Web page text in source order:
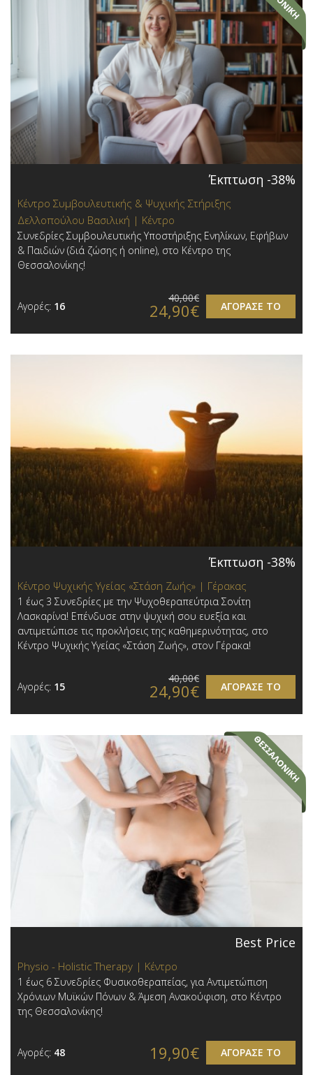
Έκπτωση -38%
Κέντρο Συμβουλευτικής & Ψυχικής Στήριξης
Δελλοπούλου Βασιλική | Κέντρο
Συνεδρίες Συμβουλευτικής Υποστήριξης Ενηλίκων, Εφήβων
& Παιδιών (διά ζώσης ή online), στο Κέντρο της
Θεσσαλονίκης!
Αγορές: 16 ΑΓΟΡΑΣΕ ΤΟ
40,00€
24,90€
Έκπτωση -38%
Κέντρο Ψυχικής Υγείας «Στάση Ζωής» | Γέρακας
1 έως 3 Συνεδρίες με την Ψυχοθεραπεύτρια Σονίτη
Λασκαρίνα ! Επένδυσε στην ψυχική σου ευεξία και
αντιμετώπισε τις προκλήσεις της καθημερινότητας, στο
Κέντρο Ψυχικής Υγείας «Στάση Ζωής», στον Γέρακα!
Αγορές: 15 ΑΓΟΡΑΣΕ ΤΟ
40,00€
24,90€
Best Price
Physio - Holistic Therapy | Κέντρο
1 έως 6 Συνεδρίες Φυσικοθεραπείας, για Αντιμετώπιση
Χρόνιων Μυϊκών Πόνων & Άμεση Ανακούφιση, στο Κέντρο
της Θεσσαλονίκης!
Αγορές: 48 ΑΓΟΡΑΣΕ ΤΟ
19,90€